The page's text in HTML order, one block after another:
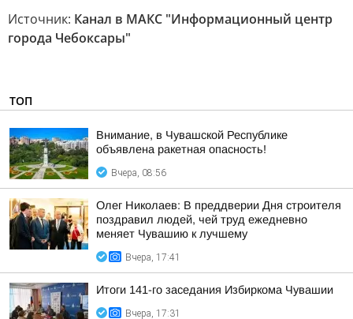
Источник: Канал в МАКС "Информационный центр
города Чебоксары"
ТОП
Внимание, в Чувашской Республике
объявлена ракетная опасность!
Вчера, 08:56
Олег Николаев: В преддверии Дня строителя
поздравил людей, чей труд ежедневно
меняет Чувашию к лучшему
Вчера, 17:41
Итоги 141-го заседания Избиркома Чувашии
Вчера, 17:31